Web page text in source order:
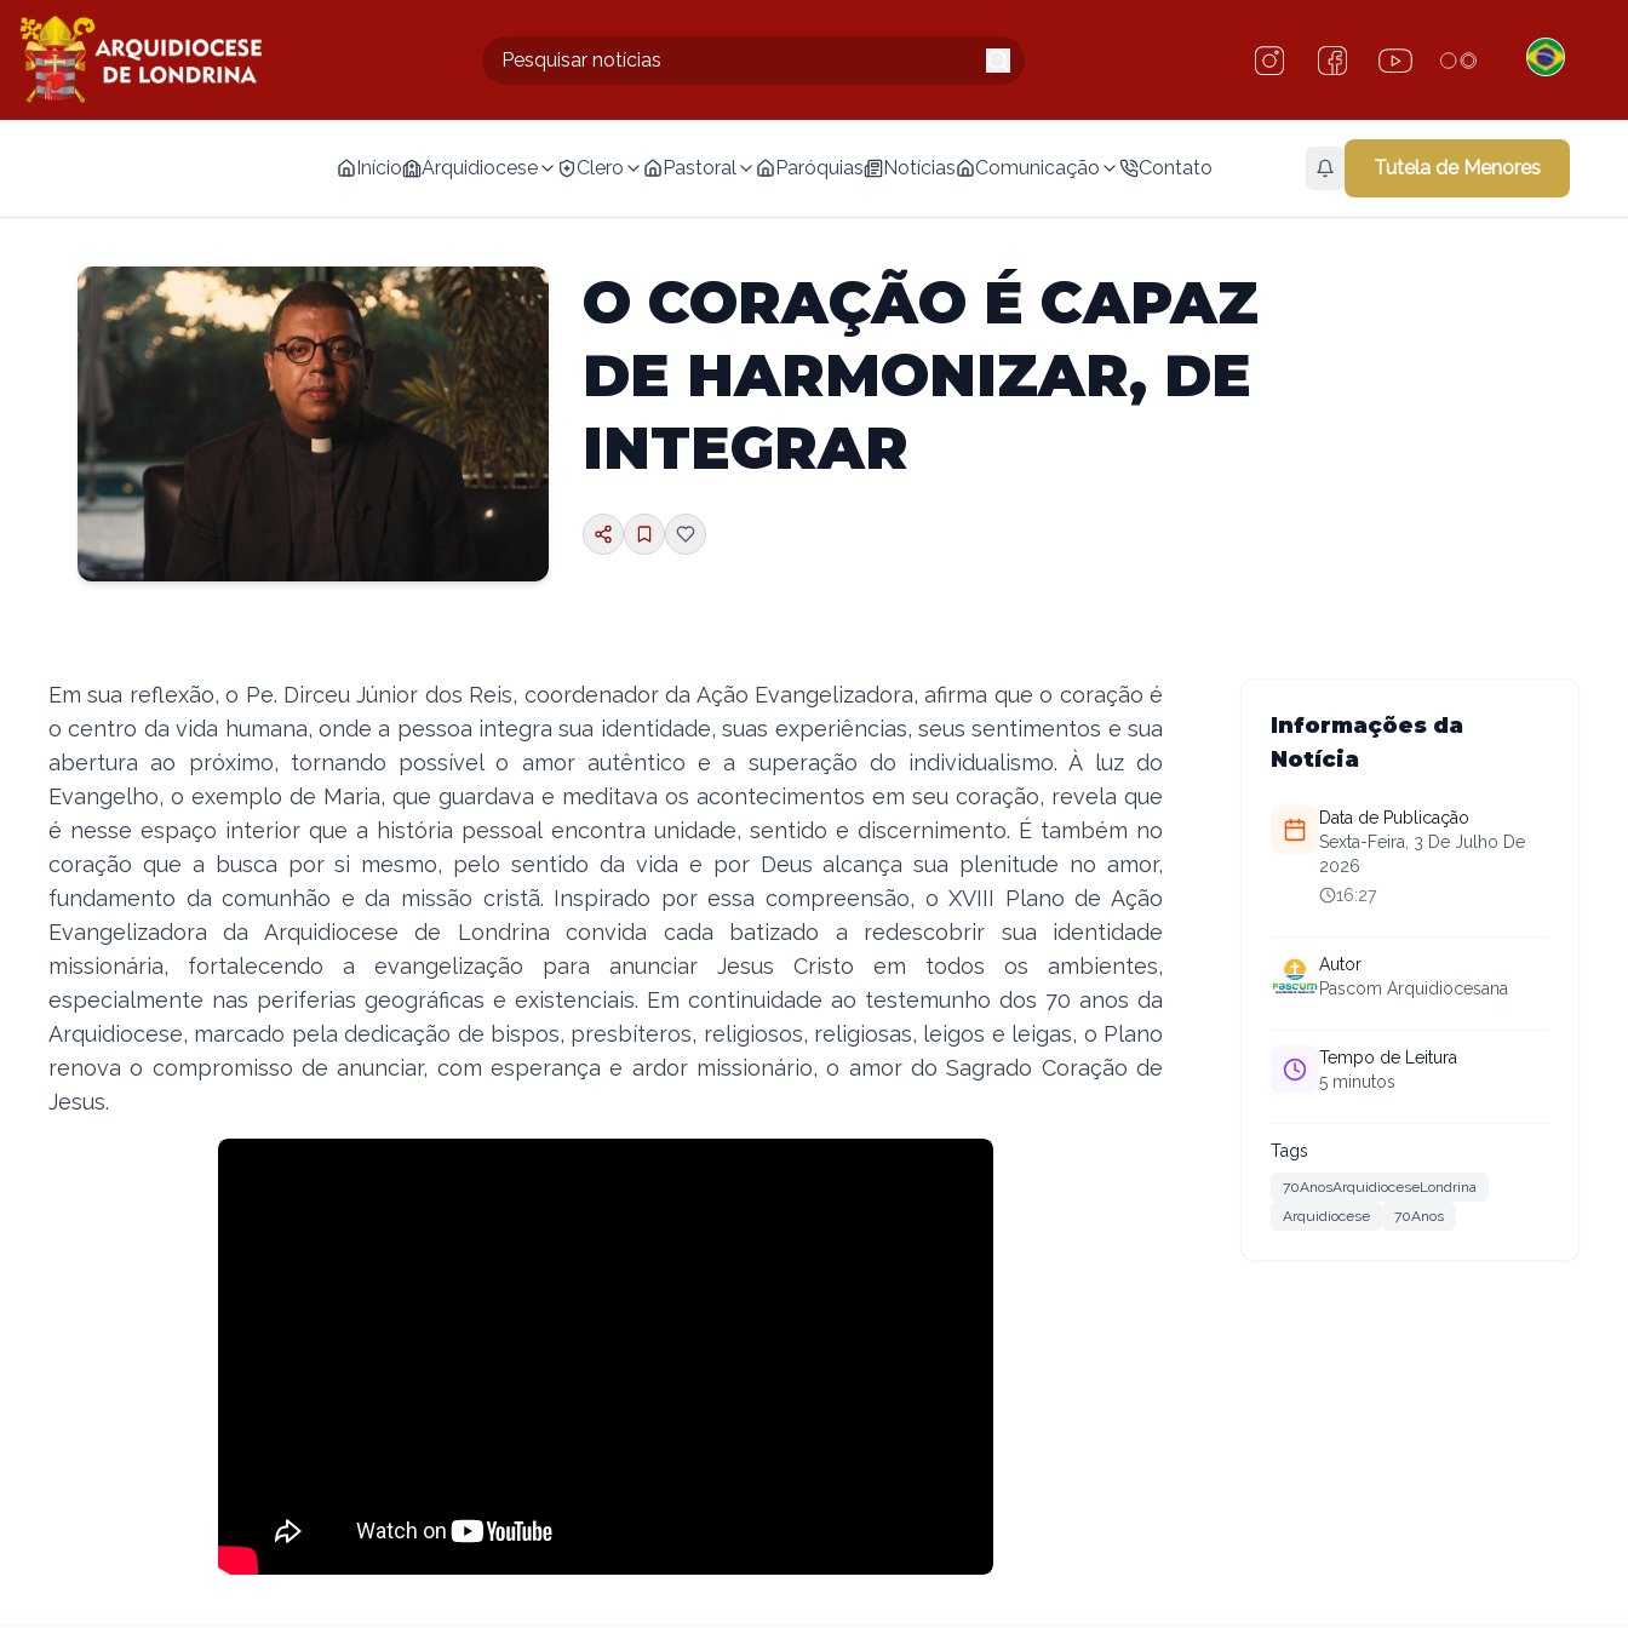
Início Arquidiocese Clero Pastoral Paróquias Notícias Comunicação Contato Tutela de Menores
O CORAÇÃO É CAPAZ
DE HARMONIZAR, DE
INTEGRAR
Em sua reflexão, o Pe. Dirceu Júnior dos Reis, coordenador da Ação Evangelizadora, afirma que o coração é
o centro da vida humana, onde a pessoa integra sua identidade, suas experiências, seus sentimentos e sua
abertura ao próximo, tornando possível o amor autêntico e a superação do individualismo. À luz do
Evangelho, o exemplo de Maria, que guardava e meditava os acontecimentos em seu coração, revela que
é nesse espaço interior que a história pessoal encontra unidade, sentido e discernimento. É também no
coração que a busca por si mesmo, pelo sentido da vida e por Deus alcança sua plenitude no amor,
fundamento da comunhão e da missão cristã. Inspirado por essa compreensão, o XVIII Plano de Ação
Evangelizadora da Arquidiocese de Londrina convida cada batizado a redescobrir sua identidade
missionária, fortalecendo a evangelização para anunciar Jesus Cristo em todos os ambientes,
especialmente nas periferias geográficas e existenciais. Em continuidade ao testemunho dos 70 anos da
Arquidiocese, marcado pela dedicação de bispos, presbíteros, religiosos, religiosas, leigos e leigas, o Plano
renova o compromisso de anunciar, com esperança e ardor missionário, o amor do Sagrado Coração de
Jesus.
Informações da
Notícia
Data de Publicação
Sexta-Feira, 3 De Julho De
2026
16:27
Autor
Pascom Arquidiocesana
Tempo de Leitura
5 minutos
Tags
70AnosArquidioceseLondrina
Arquidiocese
70Anos